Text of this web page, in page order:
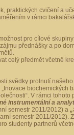
praktických cvičení a
v rámci
pro cílové
přednášky a po
celý předmět včetně
svědky prolnutí
biochemických
V rámci tohoto
instrumentální a
semestr 2011/2012) a
semestr 2011/2012).
studenty partnerů